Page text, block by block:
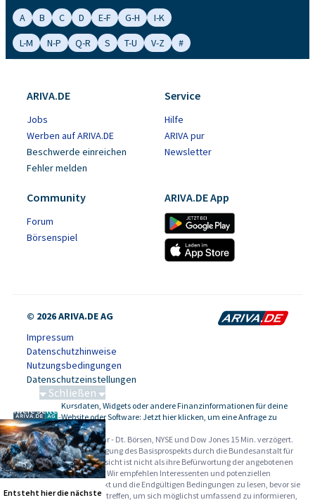
A B C D E-F G-H
I-K
L-M
N-P Q-R S T-U V-Z #
ARIVA.DE
Jobs
Werben auf ARIVA.DE
Beschwerde einreichen
Fehler melden
Service
Hilfe
ARIVA pur
Newsletter
Community
Forum
Börsenspiel
ARIVA.DE App
© 2026 ARIVA.DE AG
Impressum
Datenschutzhinweise
Nutzungsbedingungen
Datenschutzeinstellungen
-
Kursdaten, Widgets oder andere Finanzinformationen für deine
Website oder Software: Jetzt hier klicken, um eine Anfrage zu
stellen.
Alle Angaben ohne Gewähr - Dt. Börsen, NYSE und Dow Jones 15 Min. verzögert.
Werbehinweise:Die Billigung des Basisprospekts durch die Bundesanstalt für
Finanzdienstleistungsaufsicht ist nicht als ihre Befürwortung der angebotenen
Wertpapiere zu verstehen. Wir empfehlen Interessenten und potenziellen
Anlegern den Basisprospekt und die Endgültigen Bedingungen zu lesen, bevor sie
eine Anlageentscheidung treffen, um sich möglichst umfassend zu informieren,
Schließen
Schwere Seltene Erden
Entsteht hier die nächste